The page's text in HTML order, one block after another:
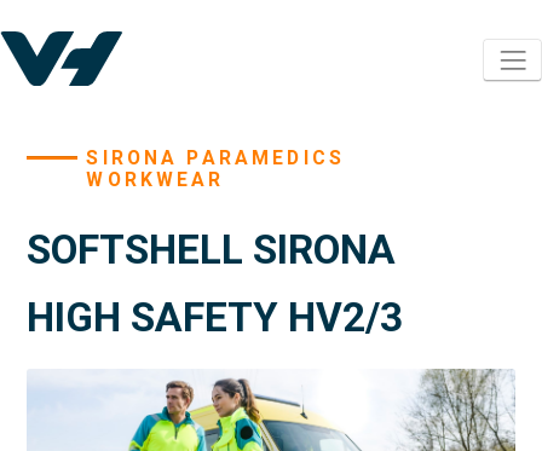
SIRONA PARAMEDICS
WORKWEAR
SOFTSHELL SIRONA
HIGH SAFETY HV2/3